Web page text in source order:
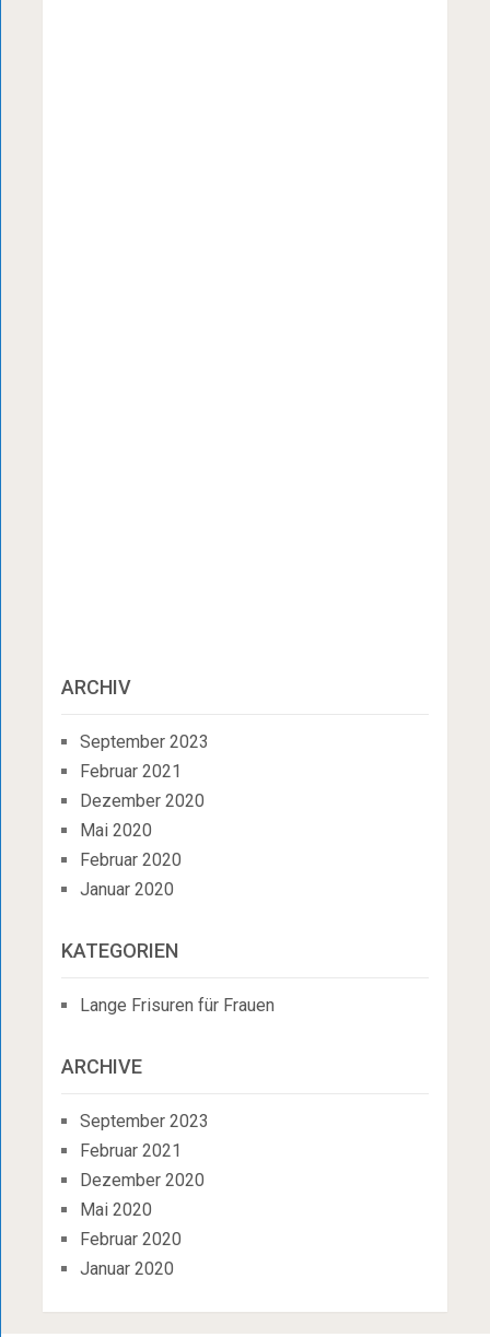
ARCHIV
September 2023
Februar 2021
Dezember 2020
Mai 2020
Februar 2020
Januar 2020
KATEGORIEN
Lange Frisuren für Frauen
ARCHIVE
September 2023
Februar 2021
Dezember 2020
Mai 2020
Februar 2020
Januar 2020